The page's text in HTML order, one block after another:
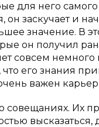
для него
он заскучает и
значение. В
он получил
совсем
что его знания
важен
совещаниях. Их